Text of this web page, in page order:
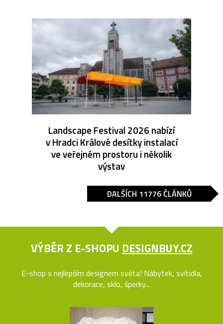
Landscape Festival 2026 nabízí
v Hradci Králové desítky instalací
ve veřejném prostoru i několik
výstav
DALŠÍCH 11776 ČLÁNKŮ
VÝBĚR Z E-SHOPU DESIGNBUY.CZ
E-shop s nejlepším designem světa! Nábytek, svítidla,
dekorace, sklo, šperky...